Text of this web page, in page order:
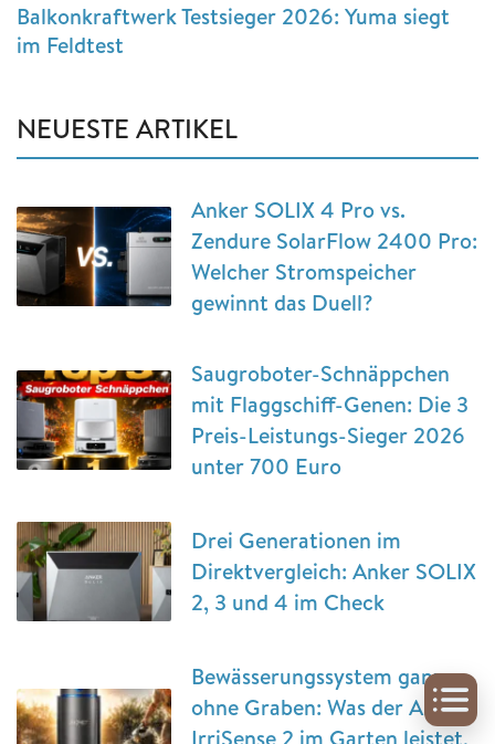
Balkonkraftwerk Testsieger 2026: Yuma siegt
im Feldtest
NEUESTE ARTIKEL
Anker SOLIX 4 Pro vs.
Zendure SolarFlow 2400 Pro:
Welcher Stromspeicher
gewinnt das Duell?
Saugroboter-Schnäppchen
mit Flaggschiff-Genen: Die 3
Preis-Leistungs-Sieger 2026
unter 700 Euro
Drei Generationen im
Direktvergleich: Anker SOLIX
2, 3 und 4 im Check
Bewässerungssystem ganz
ohne Graben: Was der Aiper